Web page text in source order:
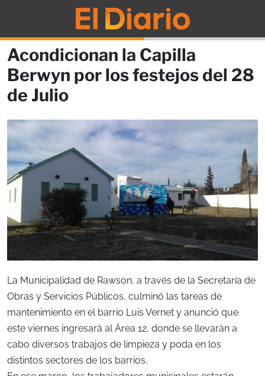
Acondicionan la Capilla
Berwyn por los festejos del 28
de Julio
La Municipalidad de Rawson, a través de la Secretaría de
Obras y Servicios Públicos, culminó las tareas de
mantenimiento en el barrio Luis Vernet y anunció que
este viernes ingresará al Área 12, donde se llevarán a
cabo diversos trabajos de limpieza y poda en los
distintos sectores de los barrios.